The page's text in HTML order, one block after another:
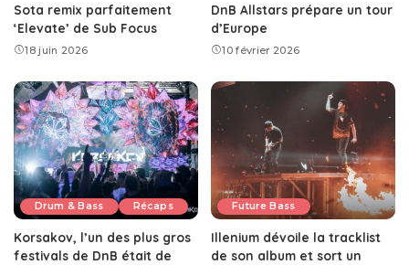
Sota remix parfaitement
‘Elevate’ de Sub Focus
18 juin 2026
DnB Allstars prépare un tour
d’Europe
10 février 2026
Drum & Bass Récaps
Korsakov, l’un des plus gros
festivals de DnB était de
Future Bass
Illenium dévoile la tracklist
de son album et sort un